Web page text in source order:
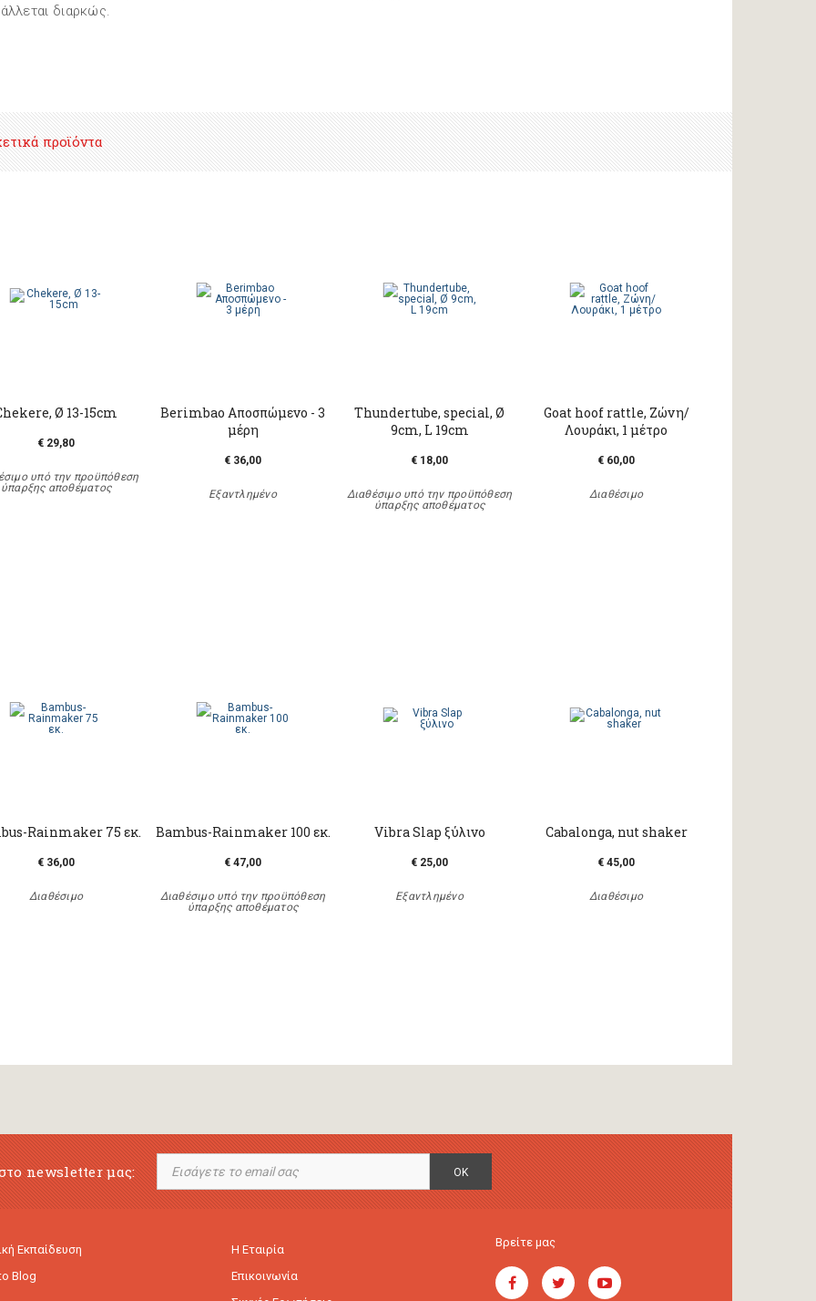
διαρκώς.
προϊόντα
Ø 13-15cm
€ 29,80
υπό την προϋπόθεση
ύπαρξης αποθέματος
Berimbao Αποσπώμενο - 3
μέρη
€ 36,00
Εξαντλημένο
Thundertube, special, Ø
9cm, L 19cm
€ 18,00
Διαθέσιμο υπό την προϋπόθεση
ύπαρξης αποθέματος
Goat hoof rattle, Ζώνη/
Λουράκι, 1 μέτρο
€ 60,00
Διαθέσιμο
Rainmaker 75 εκ.
€ 36,00
Διαθέσιμο
Bambus-Rainmaker 100 εκ.
€ 47,00
Διαθέσιμο υπό την προϋπόθεση
ύπαρξης αποθέματος
Vibra Slap ξύλινο
€ 25,00
Εξαντλημένο
Cabalonga, nut shaker
€ 45,00
Διαθέσιμο
newsletter μας: OK
Εκπαίδευση
Blog
Η Εταιρία
Επικοινωνία
Βρείτε μας